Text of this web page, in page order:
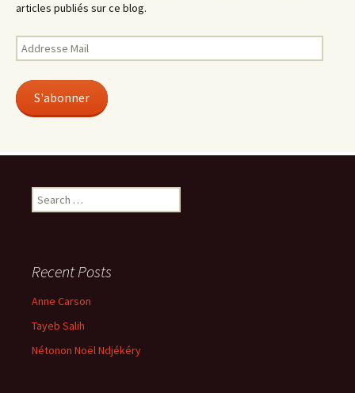
articles publiés sur ce blog.
Addresse
Mail
S'abonner
Search
for:
Recent Posts
Anne Carson
Tayeb Salih
Nétonon Noël Ndjékéry